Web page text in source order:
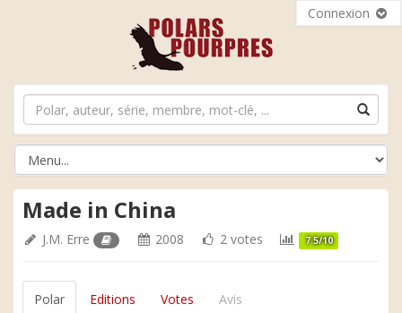
Connexion
Made in China
J.M. Erre 2008 2 votes 7.5/10
Polar Editions Votes Avis